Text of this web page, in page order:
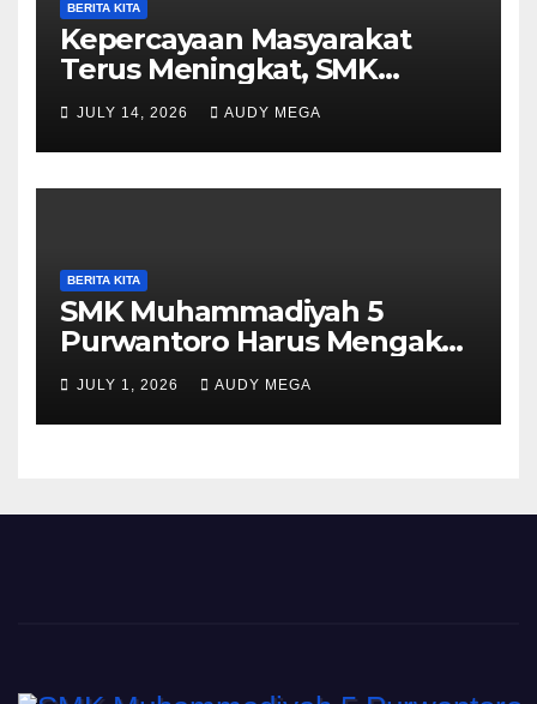
BERITA KITA
Kepercayaan Masyarakat
Terus Meningkat, SMK
Muhammadiyah 5
Purwantoro Sambut 376
Peserta Didik Baru
JULY 14, 2026 AUDY MEGA
BERITA KITA
SMK Muhammadiyah 5
Purwantoro Harus Mengakui
Keunggulan Galasiswa
Slogohimo di Ajang Sinergi
Jetak (Sinje) Minisoccer 2
JULY 1, 2026 AUDY MEGA